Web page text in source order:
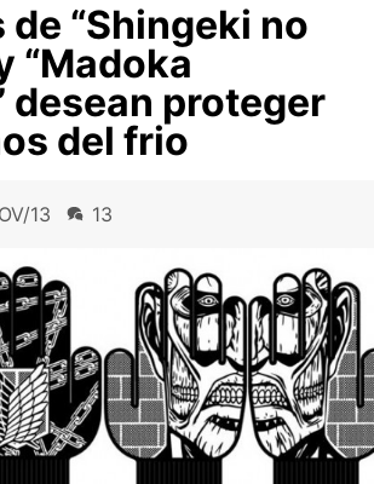
“Shingeki no
“Madoka
desean proteger
del frio
13 13